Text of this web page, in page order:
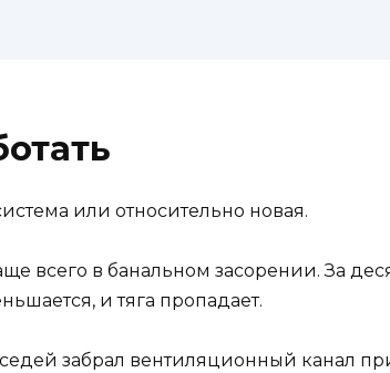
или относительно новая.
всего в банальном засорении. За
и тяга пропадает.
забрал вентиляционный канал